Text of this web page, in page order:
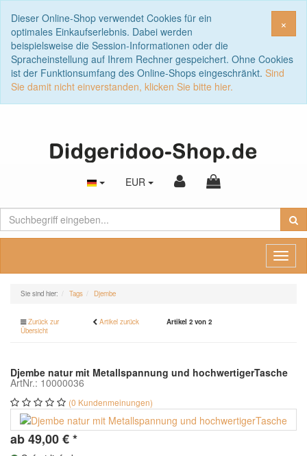
×
Dieser Online-Shop verwendet Cookies für ein
optimales Einkaufserlebnis. Dabei werden
beispielsweise die Session-Informationen oder die
Spracheinstellung auf Ihrem Rechner gespeichert. Ohne Cookies
ist der Funktionsumfang des Online-Shops eingeschränkt. Sind
Sie damit nicht einverstanden, klicken Sie bitte hier.
EUR
Sie sind hier: Tags Djembe
Zurück zur
Übersicht
Artikel zurück Artikel 2 von 2
Djembe natur mit Metallspannung und hochwertigerTasche
ArtNr.: 10000036
(0 Kundenmeinungen)
ab49,00€*